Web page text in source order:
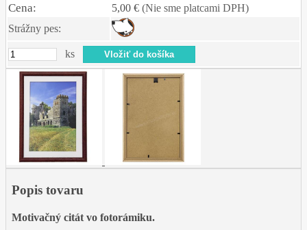
Cena: 5,00 € (Nie sme platcami DPH)
Strážny pes:
ks
Popis tovaru
Motivačný citát vo fotorámiku.